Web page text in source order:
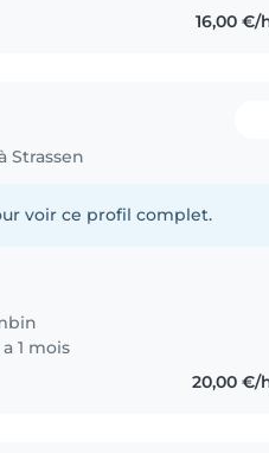
16,00 €/
Strassen
voir ce profil complet.
1 mois
20,00 €/